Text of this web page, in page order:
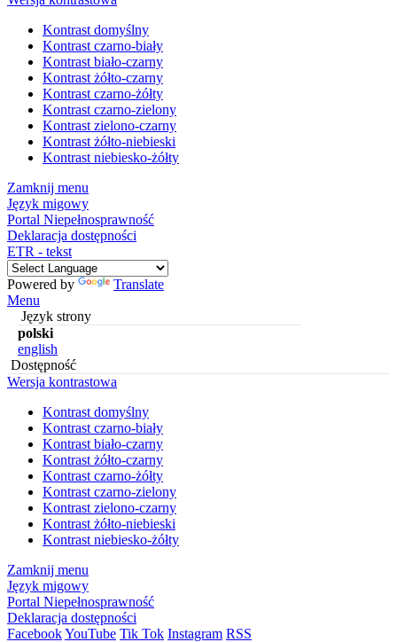
Kontrast domyślny
Kontrast czarno-biały
Kontrast biało-czarny
Kontrast żółto-czarny
Kontrast czarno-żółty
Kontrast czarno-zielony
Kontrast zielono-czarny
Kontrast żółto-niebieski
Kontrast niebiesko-żółty
Zamknij menu
Język migowy
Portal Niepełnosprawność
Deklaracja dostępności
ETR - tekst
Powered by
Translate
Menu
Język strony
polski
english
Dostępność
Wersja kontrastowa
Kontrast domyślny
Kontrast czarno-biały
Kontrast biało-czarny
Kontrast żółto-czarny
Kontrast czarno-żółty
Kontrast czarno-zielony
Kontrast zielono-czarny
Kontrast żółto-niebieski
Kontrast niebiesko-żółty
Zamknij menu
Język migowy
Portal Niepełnosprawność
Deklaracja dostępności
FacebookYouTube Tik Tok Instagram RSS